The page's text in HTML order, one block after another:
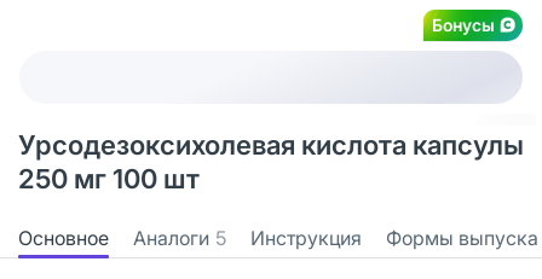
Бонусы
Урсодезоксихолевая кислота капсулы
250 мг 100 шт
Основное Аналоги 5 Инструкция Формы выпуска